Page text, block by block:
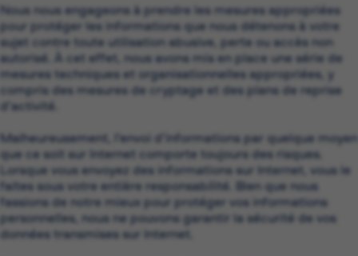
Nous nous engageons à prendre les mesures appropriées
pour protéger les informations que nous détenons à votre
sujet contre toute utilisation abusive, perte ou accès non
autorisé. À cet effet, nous avons mis en place une série de
mesures techniques et organisationnelles appropriées, y
compris des mesures de cryptage et des plans de reprise
d’activité.
Malheureusement, l’envoi d’informations par quelque moyen
que ce soit sur Internet comporte toujours des risques.
Lorsque vous envoyez des informations sur Internet, vous le
faites sous votre entière responsabilité. Bien que nous
fassions de notre mieux pour protéger vos informations
personnelles, nous ne pouvons garantir la sécurité de vos
données transmises sur Internet.